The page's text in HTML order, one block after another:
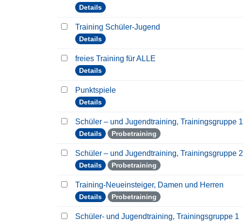
Details
Training Schüler-Jugend
Details
freies Training für ALLE
Details
Punktspiele
Details
Schüler – und Jugendtraining, Trainingsgruppe 1
Details Probetraining
Schüler – und Jugendtraining, Trainingsgruppe 2
Details Probetraining
Training-Neueinsteiger, Damen und Herren
Details Probetraining
Schüler- und Jugendtraining, Trainingsgruppe 1